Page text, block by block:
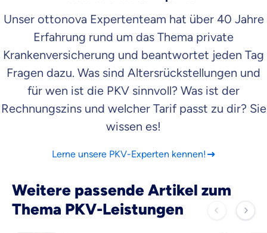
Unser ottonova Expertenteam hat über 40 Jahre
Erfahrung rund um das Thema private
Krankenversicherung und beantwortet jeden Tag
Fragen dazu. Was sind Altersrückstellungen und
für wen ist die PKV sinnvoll? Was ist der
Rechnungszins und welcher Tarif passt zu dir? Sie
wissen es!
Lerne unsere PKV-Experten kennen!
Weitere passende Artikel zum
Thema PKV-Leistungen